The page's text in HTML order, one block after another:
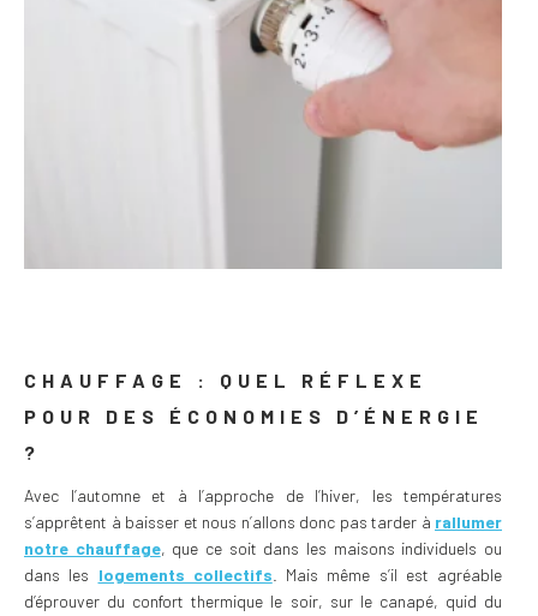
CHAUFFAGE : QUEL RÉFLEXE
POUR DES ÉCONOMIES D’ÉNERGIE
?
Avec l’automne et à l’approche de l’hiver, les températures
s’apprêtent à baisser et nous n’allons donc pas tarder à rallumer
notre chauffage, que ce soit dans les maisons individuels ou
dans les logements collectifs . Mais même s’il est agréable
d’éprouver du confort thermique le soir, sur le canapé, quid du